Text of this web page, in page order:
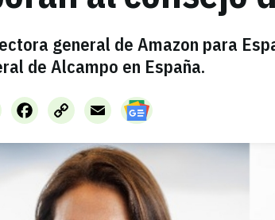
general de Amazon para
de Alcampo en España.
FacebookCopy
Link
Email